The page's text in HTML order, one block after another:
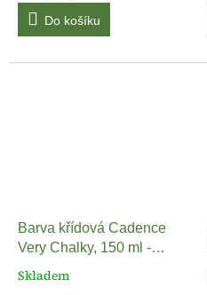
Do košíku
Barva křídová Cadence
Very Chalky, 150 ml -
vínová
Skladem